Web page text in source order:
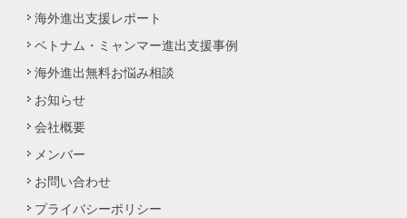
海外進出支援レポート
ベトナム・ミャンマー進出支援事例
海外進出無料お悩み相談
お知らせ
会社概要
メンバー
お問い合わせ
プライバシーポリシー